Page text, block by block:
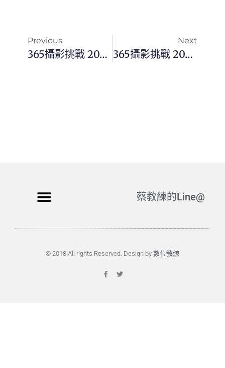
Previous
365攝影挑戰 2023092(四) 264/365 Day2801
Next
365攝影挑戰 20230923(六) 266/365 Day2803
蔡教練的Line@
© 2018 All rights Reserved. Design by 數位教練